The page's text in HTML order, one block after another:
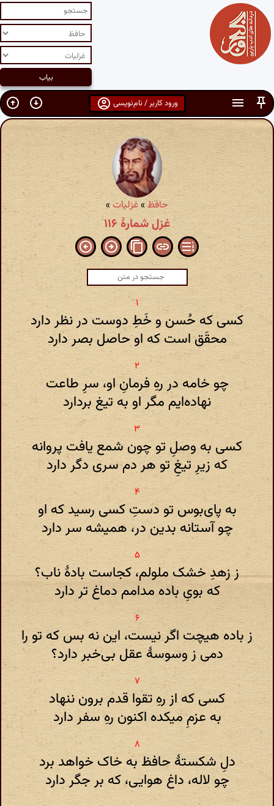
ورود کاربر / نام‌نویسی
حافظ»غزلیات»
غزل شمارهٔ ۱۱۶
کسی که حُسن و خَطِ دوست در نظر دارد
محقَق است که او حاصل بصر دارد
چو خامه در رهِ فرمانِ او، سرِ طاعت
نهاده‌ایم مگر او به تیغ بردارد
کسی به وصلِ تو چون شمع یافت پروانه
که زیرِ تیغِ تو هر دم سری دگر دارد
به پای‌بوس تو دستِ کسی رسید که او
چو آستانه بدین در، همیشه سر دارد
ز زهدِ خشک ملولم‌، کجاست بادهٔ ناب‌؟
که بویِ باده مدامم دماغ تر دارد
ز باده هیچت اگر نیست، این نه بس که تو را
دمی ز وسوسهٔ عقل بی‌خبر دارد؟
کسی که از رهِ تقوا قدم برون ننهاد
به عزمِ میکده اکنون رهِ سفر دارد
دل‌ِ شکستهٔ حافظ به خاک خواهد برد
چو لاله، داغ هوایی‌، که بر جگر دارد